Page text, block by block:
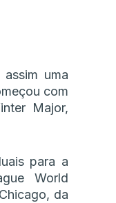
uma
com
Major,
para a
World
da